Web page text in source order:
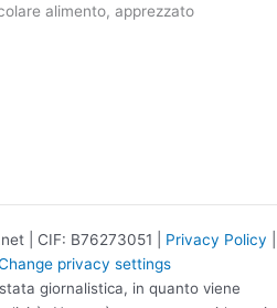
alimento, apprezzato
| CIF: B76273051 | Privacy Policy
privacy settings
giornalistica, in quanto viene